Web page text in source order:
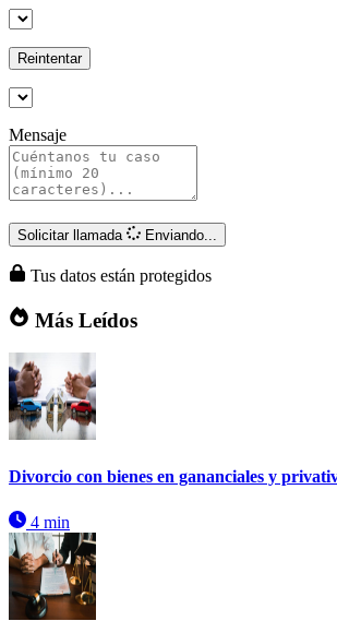
Reintentar
Mensaje
Solicitar llamada Enviando...
Tus datos están protegidos
Más Leídos
Divorcio con bienes en gananciales y
4 min